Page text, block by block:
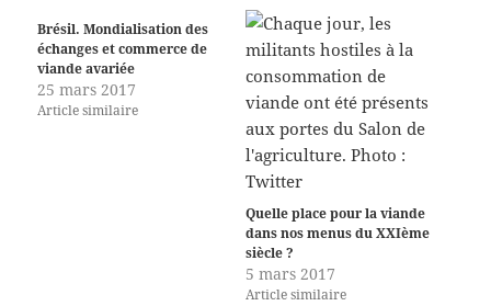
Brésil. Mondialisation des
échanges et commerce de
viande avariée
25 mars 2017
Article similaire
Quelle place pour la viande
dans nos menus du XXIème
siècle ?
5 mars 2017
Article similaire